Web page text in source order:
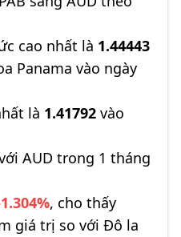
cao nhất là 1.44443
Panama vào ngày
là 1.41792 vào
AUD trong 1 tháng
, cho thấy
giá trị so với Đô la